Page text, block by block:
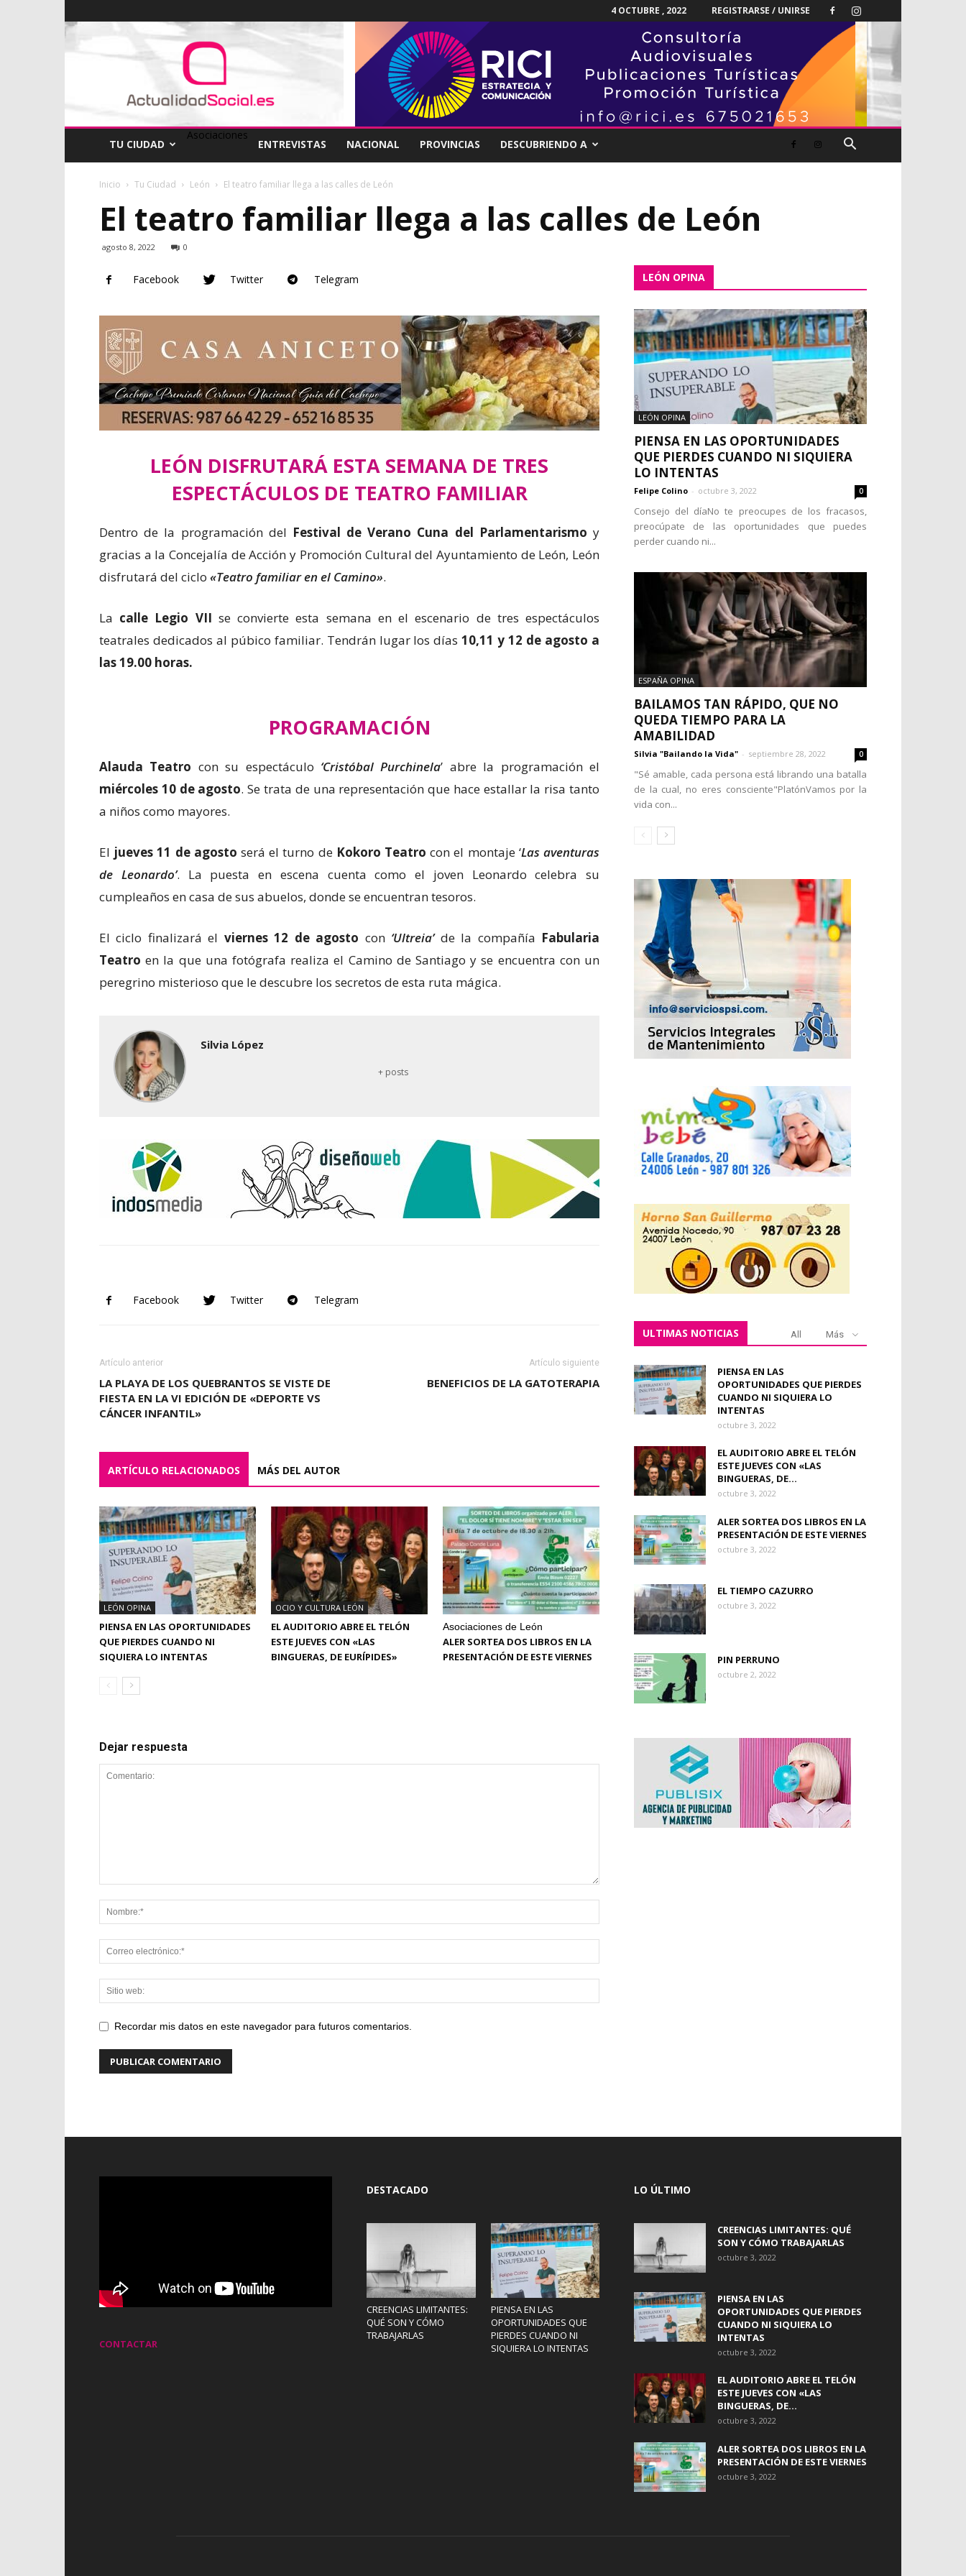
4 OCTUBRE , 2022 REGISTRARSE / UNIRSE
ActualidadSocial
TU CIUDAD
Asociaciones
ENTREVISTAS NACIONAL PROVINCIAS DESCUBRIENDO A
Inicio Tu Ciudad León El teatro familiar llega a las calles de León
El teatro familiar llega a las calles de León
agosto 8, 2022 0
Facebook Twitter Telegram
LEÓN DISFRUTARÁ ESTA SEMANA DE TRES
ESPECTÁCULOS DE TEATRO FAMILIAR
Dentro de la programación del Festival de Verano Cuna del Parlamentarismo y
gracias a la Concejalía de Acción y Promoción Cultural del Ayuntamiento de León, León
disfrutará del ciclo «Teatro familiar en el Camino».
La calle Legio VII se convierte esta semana en el escenario de tres espectáculos
teatrales dedicados al púbico familiar. Tendrán lugar los días10,11 y 12 de agosto a
las 19.00 horas.
PROGRAMACIÓN
Alauda Teatro con su espectáculo ‘Cristóbal Purchinela’ abre la programación el
miércoles 10 de agosto. Se trata de una representación que hace estallar la risa tanto
a niños como mayores.
El jueves 11 de agosto será el turno de Kokoro Teatro con el montaje ‘Las aventuras
de Leonardo’. La puesta en escena cuenta como el joven Leonardo celebra su
cumpleaños en casa de sus abuelos, donde se encuentran tesoros.
El ciclo finalizará el viernes 12 de agosto con ‘Ultreia’de la compañía Fabularia
Teatro en la que una fotógrafa realiza el Camino de Santiago y se encuentra con un
peregrino misterioso que le descubre los secretos de esta ruta mágica.
Silvia López
+ posts
Facebook Twitter Telegram
Artículo anterior
LA PLAYA DE LOS QUEBRANTOS SE VISTE DE
FIESTA EN LA VI EDICIÓN DE «DEPORTE VS
CÁNCER INFANTIL»
Artículo siguiente
BENEFICIOS DE LA GATOTERAPIA
ARTÍCULO RELACIONADOS MÁS DEL AUTOR
LEÓN OPINA
PIENSA EN LAS OPORTUNIDADES
QUE PIERDES CUANDO NI
SIQUIERA LO INTENTAS
OCIO Y CULTURA LEÓN
EL AUDITORIO ABRE EL TELÓN
ESTE JUEVES CON «LAS
BINGUERAS, DE EURÍPIDES»
Asociaciones de León
ALER SORTEA DOS LIBROS EN LA
PRESENTACIÓN DE ESTE VIERNES
Dejar respuesta
Recordar mis datos en este navegador para futuros comentarios.
LEÓN OPINA
LEÓN OPINA
PIENSA EN LAS OPORTUNIDADES
QUE PIERDES CUANDO NI SIQUIERA
LO INTENTAS
Felipe Colino - octubre 3, 2022 0
Consejo del díaNo te preocupes de los fracasos,
preocúpate de las oportunidades que puedes
perder cuando ni...
ESPAÑA OPINA
BAILAMOS TAN RÁPIDO, QUE NO
QUEDA TIEMPO PARA LA
AMABILIDAD
Silvia "Bailando la Vida" - septiembre 28, 2022 0
"Sé amable, cada persona está librando una batalla
de la cual, no eres consciente"PlatónVamos por la
vida con...
ULTIMAS NOTICIAS All Más
PIENSA EN LAS
OPORTUNIDADES QUE PIERDES
CUANDO NI SIQUIERA LO
INTENTAS
octubre 3, 2022
EL AUDITORIO ABRE EL TELÓN
ESTE JUEVES CON «LAS
BINGUERAS, DE...
octubre 3, 2022
ALER SORTEA DOS LIBROS EN LA
PRESENTACIÓN DE ESTE VIERNES
octubre 3, 2022
EL TIEMPO CAZURRO
octubre 3, 2022
PIN PERRUNO
octubre 2, 2022
CONTACTAR
DESTACADO
CREENCIAS LIMITANTES:
QUÉ SON Y CÓMO
TRABAJARLAS
PIENSA EN LAS
OPORTUNIDADES QUE
PIERDES CUANDO NI
SIQUIERA LO INTENTAS
LO ÚLTIMO
CREENCIAS LIMITANTES: QUÉ
SON Y CÓMO TRABAJARLAS
octubre 3, 2022
PIENSA EN LAS
OPORTUNIDADES QUE PIERDES
CUANDO NI SIQUIERA LO
INTENTAS
octubre 3, 2022
EL AUDITORIO ABRE EL TELÓN
ESTE JUEVES CON «LAS
BINGUERAS, DE...
octubre 3, 2022
ALER SORTEA DOS LIBROS EN LA
PRESENTACIÓN DE ESTE VIERNES
octubre 3, 2022